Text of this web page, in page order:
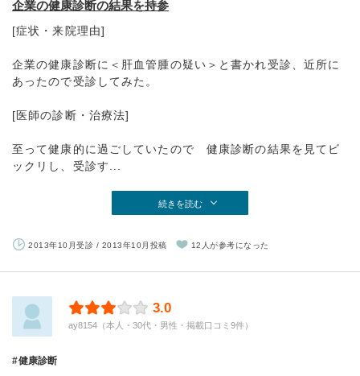
企業の健康診断の結果を持参
[症状・来院理由]
企業の健康診断に＜肝血管腫の疑い＞と書かれ受診、近所に
あったので受診してみた。
[医師の診断・治療法]
至って健康的に過ごしていたので 健康診断の結果を見てビ
ックリし、受診す...
続きを読む
2013年10月受診 / 2013年10月投稿 12人が参考になった
3.0
ay8154（本人・30代・男性・掲載口コミ9件）
健康診断